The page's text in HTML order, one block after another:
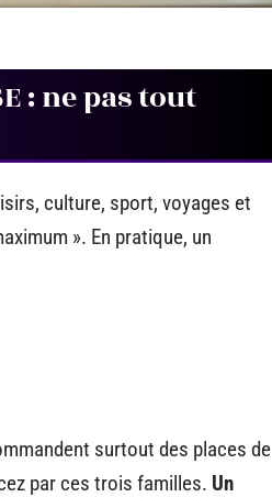
: ne pas tout
culture, sport, voyages et
». En pratique, un
surtout des places de
par ces trois familles. Un